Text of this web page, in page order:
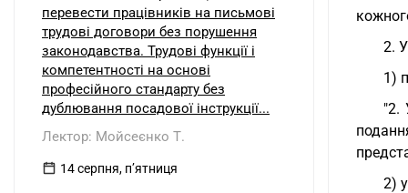
2.
1)
"2.
2)
перевести працівників на письмові
трудові договори без порушення
законодавства. Трудові функції і
компетентності на основі
професійного стандарту без
дублювання посадової інструкції...
Лектор: Мойсеєнко Т.
14 серпня, пʼятниця